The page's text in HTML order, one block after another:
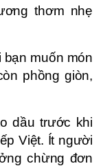
thơm nhẹ
muốn món
phồng giòn,
dầu trước khi
Việt. Ít người
chừng đơn